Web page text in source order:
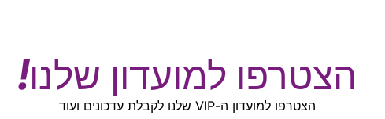
הצטרפו למועדון שלנו!
הצטרפו למועדון ה-VIP שלנו לקבלת עדכונים ועוד